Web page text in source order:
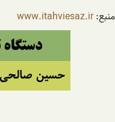
منبع:www.itahviesaz.ir